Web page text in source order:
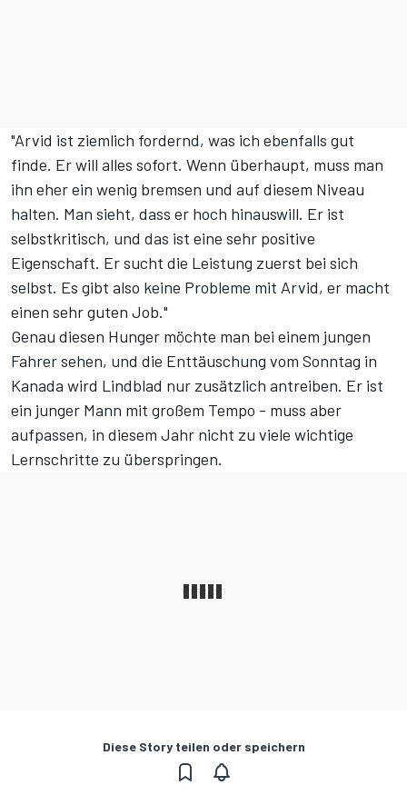
"Arvid ist ziemlich fordernd, was ich ebenfalls gut
finde. Er will alles sofort. Wenn überhaupt, muss man
ihn eher ein wenig bremsen und auf diesem Niveau
halten. Man sieht, dass er hoch hinauswill. Er ist
selbstkritisch, und das ist eine sehr positive
Eigenschaft. Er sucht die Leistung zuerst bei sich
selbst. Es gibt also keine Probleme mit Arvid, er macht
einen sehr guten Job."
Genau diesen Hunger möchte man bei einem jungen
Fahrer sehen, und die Enttäuschung vom Sonntag in
Kanada wird Lindblad nur zusätzlich antreiben. Er ist
ein junger Mann mit großem Tempo - muss aber
aufpassen, in diesem Jahr nicht zu viele wichtige
Lernschritte zu überspringen.
Diese Story teilen oder speichern